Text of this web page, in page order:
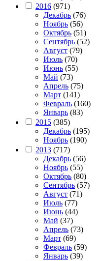
2016 (971)
Декабрь (76)
Ноябрь (56)
Октябрь (51)
Сентябрь (52)
Август (79)
Июль (70)
Июнь (55)
Май (73)
Апрель (75)
Март (141)
Февраль (160)
Январь (83)
2015 (385)
Декабрь (195)
Ноябрь (190)
2013 (717)
Декабрь (56)
Ноябрь (55)
Октябрь (80)
Сентябрь (57)
Август (71)
Июль (77)
Июнь (44)
Май (37)
Апрель (73)
Март (69)
Февраль (59)
Январь (39)